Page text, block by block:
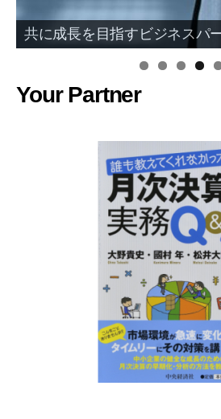
共に成長を目指すビジネスパ
Your Partner